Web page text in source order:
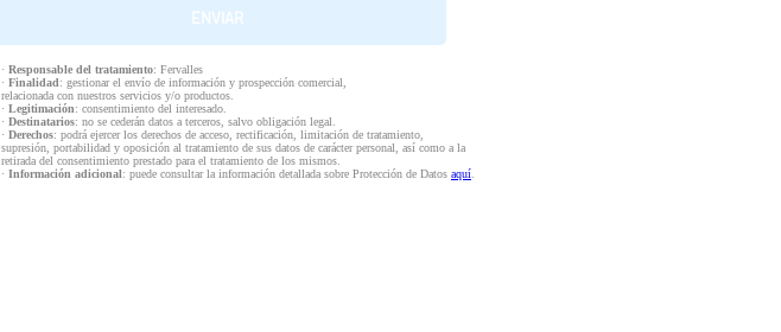
· Responsable del tratamiento: Fervalles
· Finalidad: gestionar el envío de información y prospección comercial,
relacionada con nuestros servicios y/o productos.
· Legitimación: consentimiento del interesado.
· Destinatarios: no se cederán datos a terceros, salvo obligación legal.
· Derechos: podrá ejercer los derechos de acceso, rectificación, limitación de tratamiento,
supresión, portabilidad y oposición al tratamiento de sus datos de carácter personal, así como a la
retirada del consentimiento prestado para el tratamiento de los mismos.
· Información adicional: puede consultar la información detallada sobre Protección de Datos aquí.